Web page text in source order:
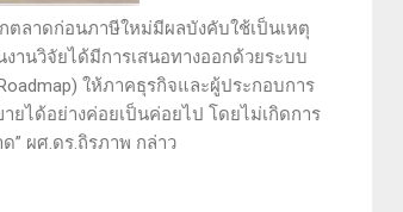
ภาษีใหม่มีผลบังคับใช้เป็นเหตุ
านวิจัยได้มีการเสนอทางออกด้วยระบบ
ให้ภาคธุรกิจและผู้ประกอบการ
ได้อย่างค่อยเป็นค่อยไป โดยไม่เกิดการ
ผศ.ดร.ถิรภาพ กล่าว